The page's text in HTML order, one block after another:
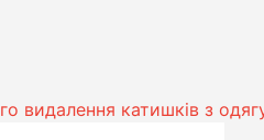
видалення катишків з